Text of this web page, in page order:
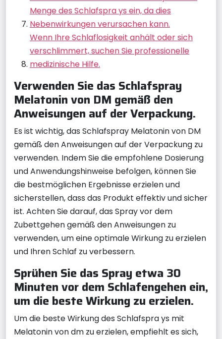
Menge des Schlafspra ys ein, da dies
Nebenwirkungen verursachen kann.
Wenn Ihre Schlaflosigkeit anhält oder sich
verschlimmert, suchen Sie professionelle
medizinische Hilfe.
Verwenden Sie das Schlafspray
Melatonin von DM gemäß den
Anweisungen auf der Verpackung.
Es ist wichtig, das Schlafspray Melatonin von DM
gemäß den Anweisungen auf der Verpackung zu
verwenden. Indem Sie die empfohlene Dosierung
und Anwendungshinweise befolgen, können Sie
die bestmöglichen Ergebnisse erzielen und
sicherstellen, dass das Produkt effektiv und sicher
ist. Achten Sie darauf, das Spray vor dem
Zubettgehen gemäß den Anweisungen zu
verwenden, um eine optimale Wirkung zu erzielen
und Ihren Schlaf zu verbessern.
Sprühen Sie das Spray etwa 30
Minuten vor dem Schlafengehen ein,
um die beste Wirkung zu erzielen.
Um die beste Wirkung des Schlafspra ys mit
Melatonin von dm zu erzielen, empfiehlt es sich,